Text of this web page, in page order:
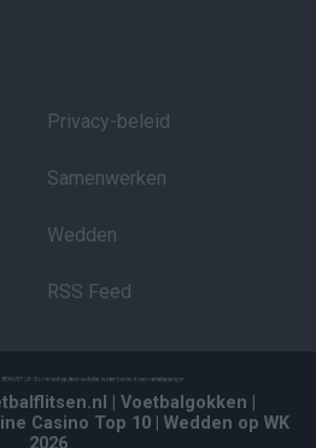
Privacy-beleid
Samenwerken
Wedden
RSS Feed
| Voetbalgokken
Casino Top 10 | Wedden op WK
2026